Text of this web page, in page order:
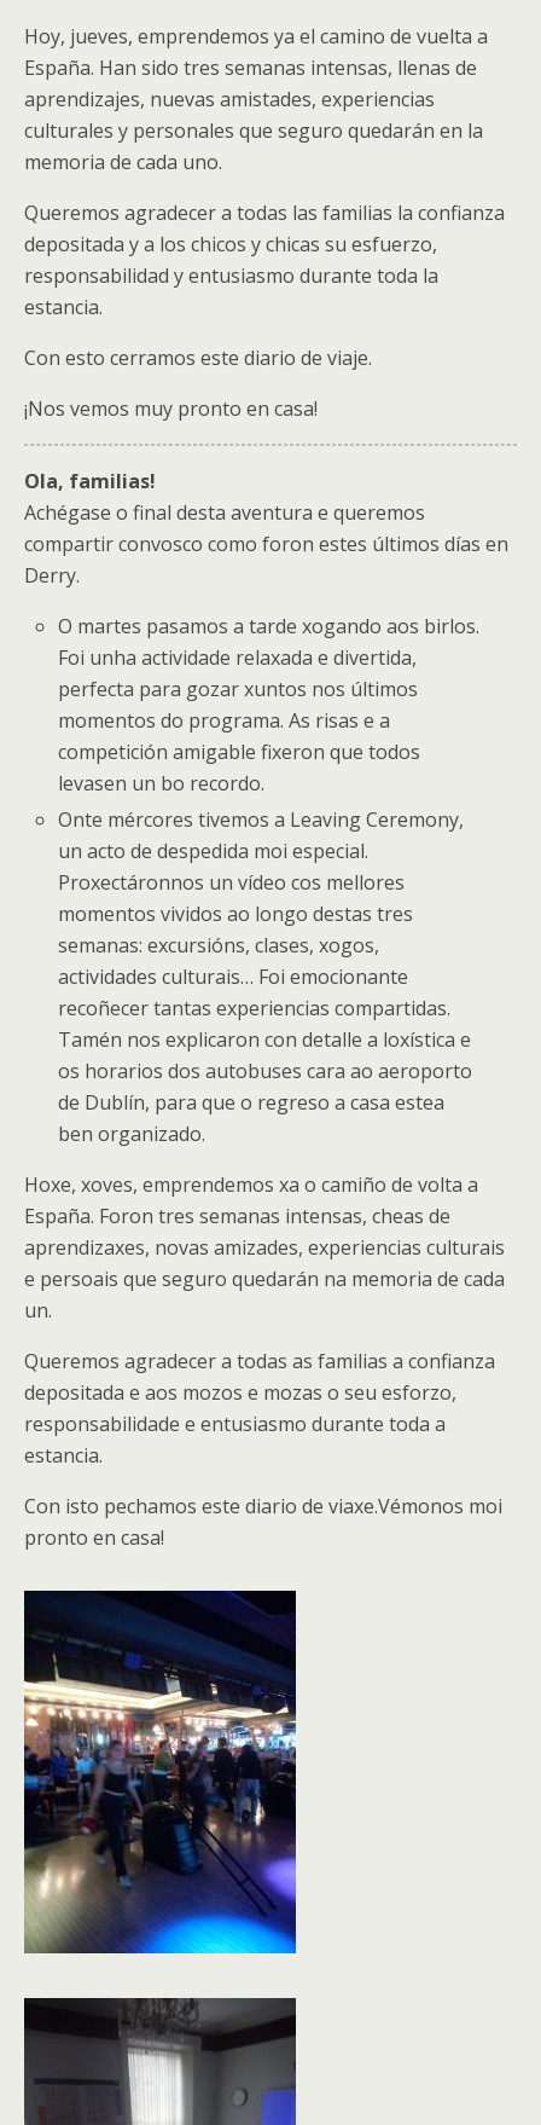
Hoy, jueves, emprendemos ya el camino de vuelta a
España. Han sido tres semanas intensas, llenas de
aprendizajes, nuevas amistades, experiencias
culturales y personales que seguro quedarán en la
memoria de cada uno.
Queremos agradecer a todas las familias la confianza
depositada y a los chicos y chicas su esfuerzo,
responsabilidad y entusiasmo durante toda la
estancia.
Con esto cerramos este diario de viaje.
¡Nos vemos muy pronto en casa!
Ola, familias!
Achégase o final desta aventura e queremos
compartir convosco como foron estes últimos días en
Derry.
O martes pasamos a tarde xogando aos birlos.
Foi unha actividade relaxada e divertida,
perfecta para gozar xuntos nos últimos
momentos do programa. As risas e a
competición amigable fixeron que todos
levasen un bo recordo.
Onte mércores tivemos a Leaving Ceremony,
un acto de despedida moi especial.
Proxectáronnos un vídeo cos mellores
momentos vividos ao longo destas tres
semanas: excursións, clases, xogos,
actividades culturais… Foi emocionante
recoñecer tantas experiencias compartidas.
Tamén nos explicaron con detalle a loxística e
os horarios dos autobuses cara ao aeroporto
de Dublín, para que o regreso a casa estea
ben organizado.
Hoxe, xoves, emprendemos xa o camiño de volta a
España. Foron tres semanas intensas, cheas de
aprendizaxes, novas amizades, experiencias culturais
e persoais que seguro quedarán na memoria de cada
un.
Queremos agradecer a todas as familias a confianza
depositada e aos mozos e mozas o seu esforzo,
responsabilidade e entusiasmo durante toda a
estancia.
Con isto pechamos este diario de viaxe.Vémonos moi
pronto en casa!